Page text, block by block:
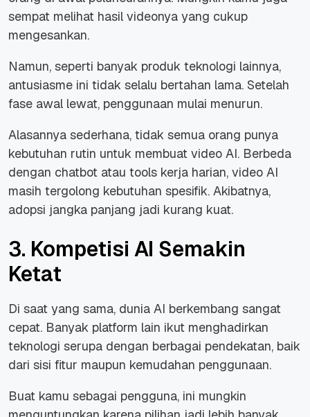
sempat melihat hasil videonya yang cukup
mengesankan.
Namun, seperti banyak produk teknologi lainnya,
antusiasme ini tidak selalu bertahan lama. Setelah
fase awal lewat, penggunaan mulai menurun.
Alasannya sederhana, tidak semua orang punya
kebutuhan rutin untuk membuat video AI. Berbeda
dengan chatbot atau tools kerja harian, video AI
masih tergolong kebutuhan spesifik. Akibatnya,
adopsi jangka panjang jadi kurang kuat.
3. Kompetisi AI Semakin
Ketat
Di saat yang sama, dunia AI berkembang sangat
cepat. Banyak platform lain ikut menghadirkan
teknologi serupa dengan berbagai pendekatan, baik
dari sisi fitur maupun kemudahan penggunaan.
Buat kamu sebagai pengguna, ini mungkin